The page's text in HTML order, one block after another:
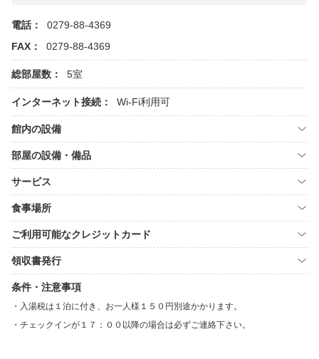
電話：
0279-88-4369
FAX：
0279-88-4369
総部屋数： 5室
インターネット接続： Wi-Fi利用可
館内の設備
部屋の設備・備品
サービス
食事場所
ご利用可能なクレジットカード
領収書発行
条件・注意事項
入湯税は１泊に付き、お一人様１５０円別途かかります。
チェックインが１７：００以降の場合は必ずご連絡下さい。